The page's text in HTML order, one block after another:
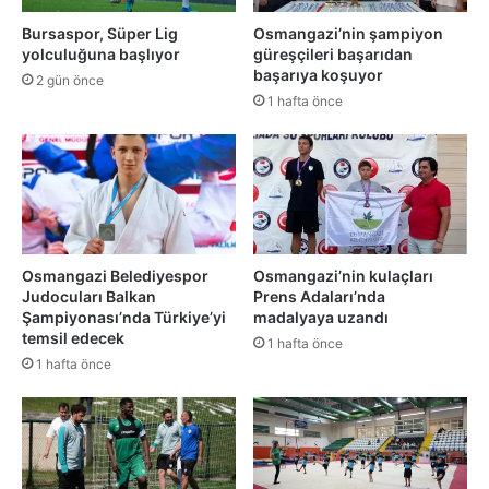
Bursaspor, Süper Lig
yolculuğuna başlıyor
2 gün önce
Osmangazi’nin şampiyon
güreşçileri başarıdan
başarıya koşuyor
1 hafta önce
Osmangazi Belediyespor
Judocuları Balkan
Şampiyonası’nda Türkiye’yi
temsil edecek
1 hafta önce
Osmangazi’nin kulaçları
Prens Adaları’nda
madalyaya uzandı
1 hafta önce